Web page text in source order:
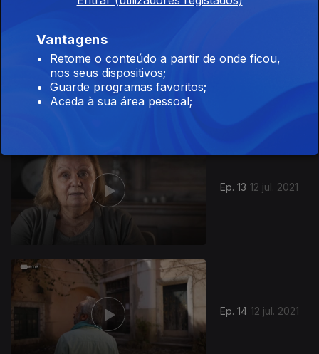
Ep. 12 05 jul. 2021
Ep. 13 12 jul. 2021
Ep. 14 12 jul. 2021
Vantagens
Retome o conteúdo a partir de onde ficou,
nos seus dispositivos;
Guarde programas favoritos;
Aceda à sua área pessoal;